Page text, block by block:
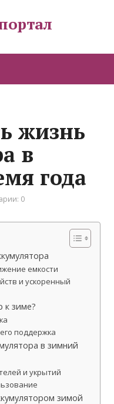
жизнь
в
года
0
емкости
и ускоренный
к зиме?
поддержка
в зимний
и укрытий
зимой